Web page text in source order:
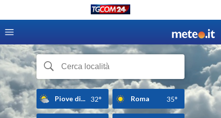
Piove di... 32° Roma 35°